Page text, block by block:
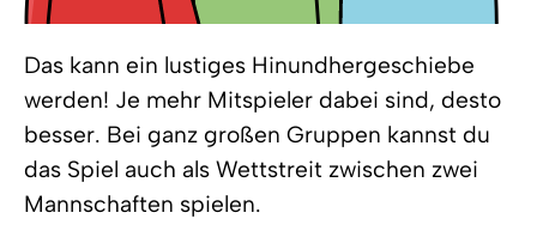
Das kann ein lustiges Hinundhergeschiebe
werden! Je mehr Mitspieler dabei sind, desto
besser. Bei ganz großen Gruppen kannst du
das Spiel auch als Wettstreit zwischen zwei
Mannschaften spielen.